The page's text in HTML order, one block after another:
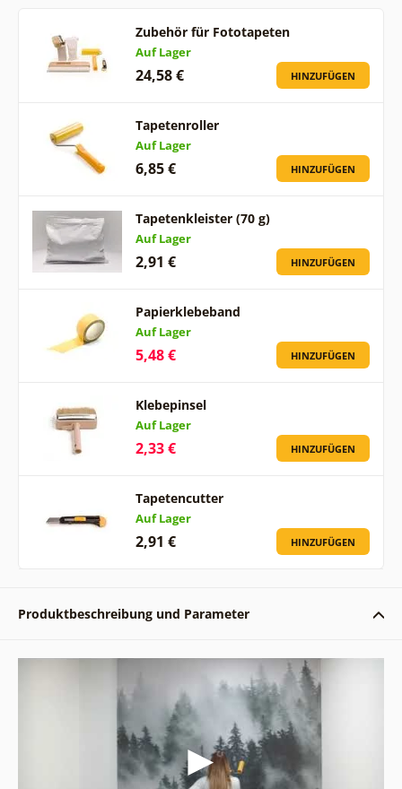
Zubehör für Fototapeten
Auf Lager
24,58 € HINZUFÜGEN
Tapetenroller
Auf Lager
6,85 € HINZUFÜGEN
Tapetenkleister (70 g)
Auf Lager
2,91 € HINZUFÜGEN
Papierklebeband
Auf Lager
5,48 € HINZUFÜGEN
Klebepinsel
Auf Lager
2,33 € HINZUFÜGEN
Tapetencutter
Auf Lager
2,91 € HINZUFÜGEN
Produktbeschreibung und Parameter